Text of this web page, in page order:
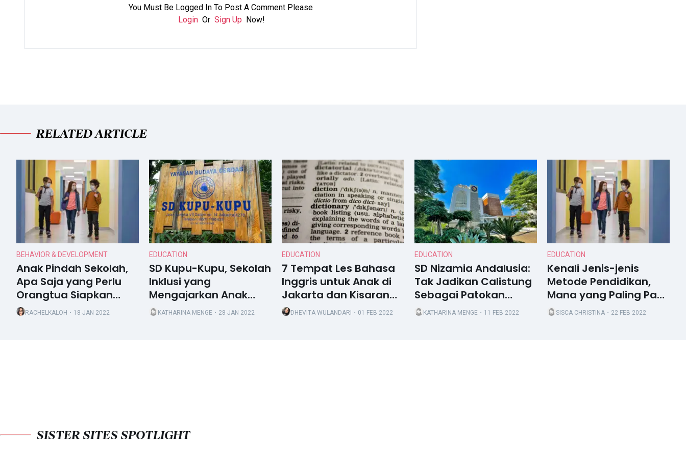
You Must Be Logged In To Post A Comment Please
Login Or Sign Up Now!
RELATED ARTICLE
BEHAVIOR & DEVELOPMENT
Anak Pindah Sekolah,
Apa Saja yang Perlu
Orangtua Siapkan
Supaya Tidak Berujung
RACHELKALOH ・18 JAN 2022
EDUCATION
SD Kupu-Kupu, Sekolah
Inklusi yang
Mengajarkan Anak
Tentang Perbedaan
KATHARINA MENGE ・28 JAN 2022
EDUCATION
7 Tempat Les Bahasa
Inggris untuk Anak di
Jakarta dan Kisaran
Biayanya
DHEVITA WULANDARI ・01 FEB 2022
EDUCATION
SD Nizamia Andalusia:
Tak Jadikan Calistung
Sebagai Patokan
Utama Penerimaan
KATHARINA MENGE ・11 FEB 2022
EDUCATION
Kenali Jenis-jenis
Metode Pendidikan,
Mana yang Paling Pas
untuk Si Kecil?
SISCA CHRISTINA ・22 FEB 2022
SISTER SITES SPOTLIGHT